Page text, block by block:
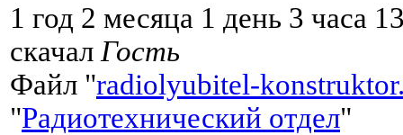
1 год 2 месяца 1 день 3 часа
скачал Гость
Файл "radiolyubitel-
"Радиотехнический отдел"